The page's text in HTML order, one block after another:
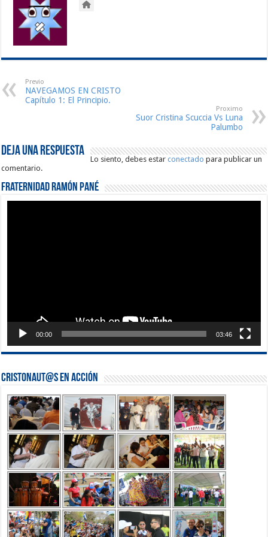
Previo
NAVEGAMOS EN CRISTO
Capítulo 1: El Principio.
Proximo
Suor Cristina Scuccia Vs Luna
Palumbo
Deja una respuesta
Lo siento, debes estarconectado para publicar un
comentario.
Fraternidad Ramón Pané
00:00 03:46
Cristonaut@s en Acción